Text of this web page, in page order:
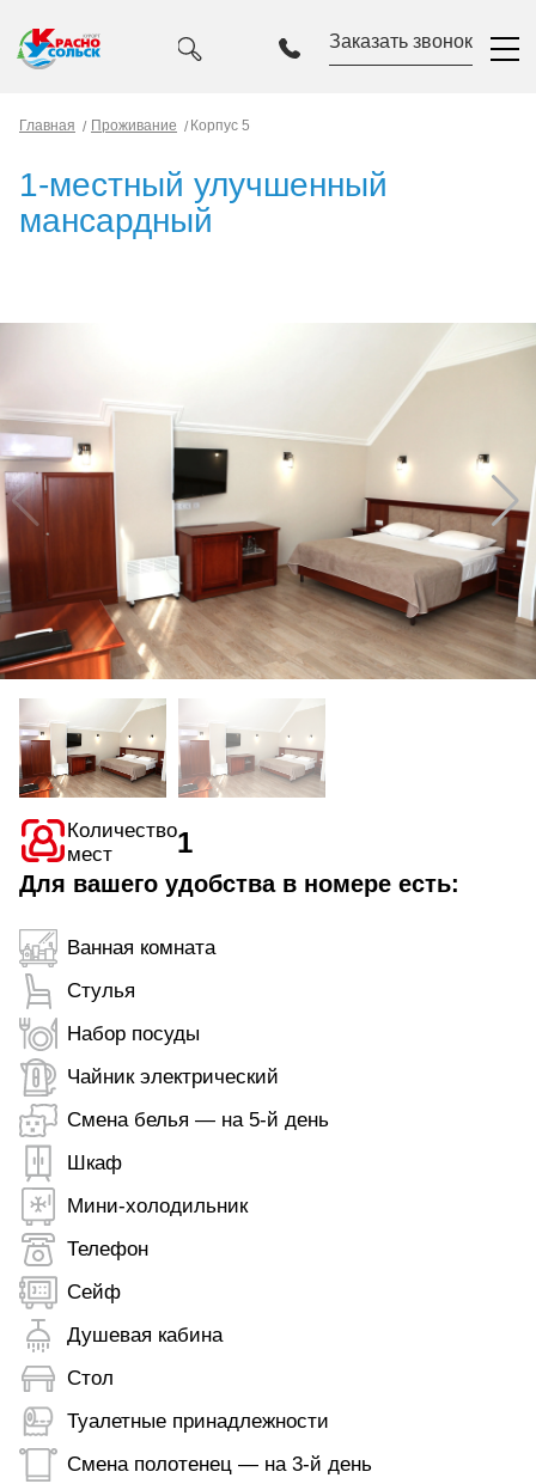
Заказать звонок
Главная Проживание Корпус 5
1-местный улучшенный
мансардный
Количество
мест
1
Для вашего удобства в номере есть:
Ванная комната
Стулья
Набор посуды
Чайник электрический
Смена белья — на 5-й день
Шкаф
Мини-холодильник
Телефон
Сейф
Душевая кабина
Стол
Туалетные принадлежности
Смена полотенец — на 3-й день